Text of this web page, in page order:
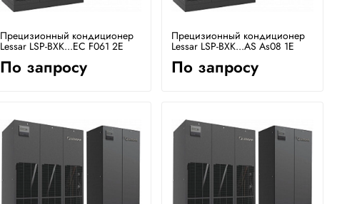
Прецизионный кондиционер
Lessar LSP-BXK...EC F061 2E
По запросу
Прецизионный кондиционер
Lessar LSP-BXK...AS As08 1E
По запросу